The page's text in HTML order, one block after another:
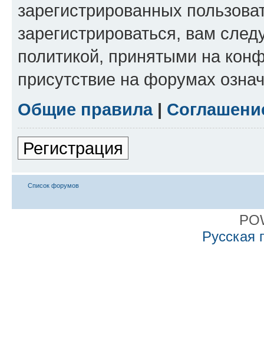
зарегистрированных
зарегистрироваться, вам
политикой, принятыми на
присутствие на форумах
Общие правила|
Регистрация
Список форумов
Русская